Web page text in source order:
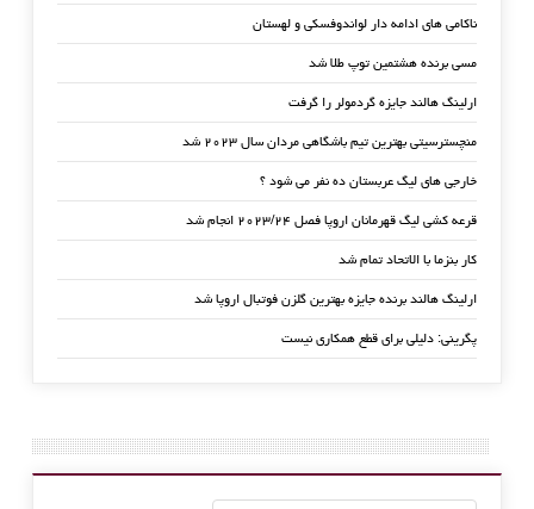
ناکامی های ادامه دار لواندوفسکی و لهستان
مسی برنده هشتمین توپ طلا شد
ارلینگ هالند جایزه گردمولر را گرفت
منچسترسیتی بهترین تیم باشگاهی مردان سال ۲۰۲۳ شد
خارجی های لیگ عربستان ده نفر می شود ؟
قرعه کشی لیگ قهرمانان اروپا فصل ۲۰۲۳/۲۴ انجام شد
کار بنزما با الاتحاد تمام شد
ارلینگ هالند برنده جایزه بهترین گلزن فوتبال اروپا شد
پگرینی: دلیلی برای قطع همکاری نیست